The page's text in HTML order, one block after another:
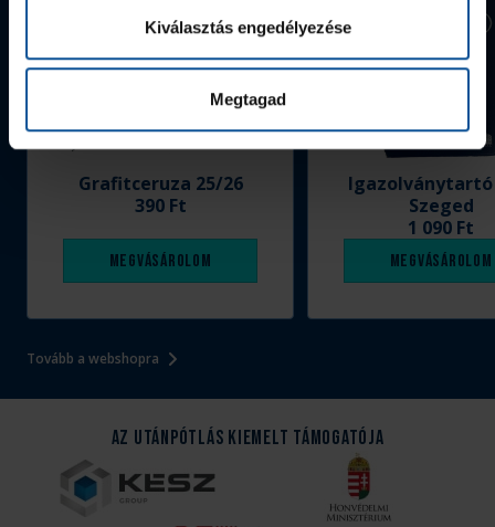
Kiválasztás engedélyezése
Megtagad
Tovább a webshopra
Grafitceruza 25/26
390 Ft
Megvásárolom
Szeged
1 090 Ft
Megvásárolom
Az Utánpótlás kiemelt támogatója